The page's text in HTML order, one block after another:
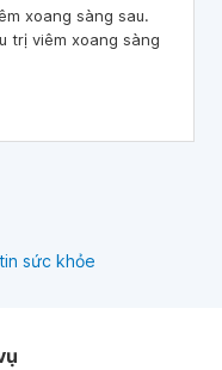
xoang sàng sau.
trị viêm xoang sàng
sức khỏe